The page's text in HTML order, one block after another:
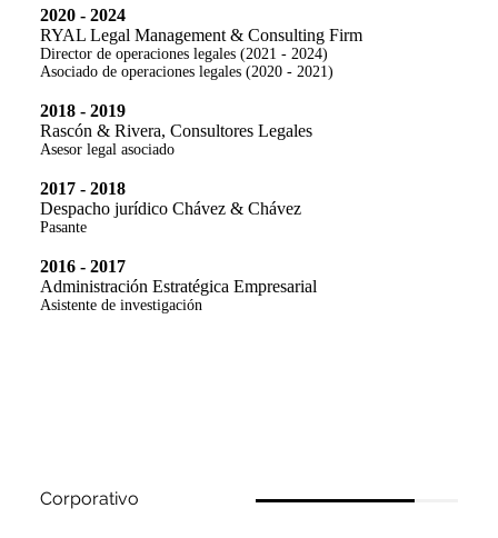
2020 - 2024
RYAL Legal Management & Consulting Firm
Director de operaciones legales (2021 - 2024)
Asociado de operaciones legales (2020 - 2021)
2018 - 2019
Rascón & Rivera, Consultores Legales
Asesor legal asociado
2017 - 2018
Despacho jurídico Chávez & Chávez
Pasante
2016 - 2017
Administración Estratégica Empresarial
Asistente de investigación
Corporativo